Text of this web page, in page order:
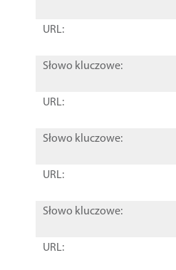
URL:
Słowo kluczowe:
URL:
Słowo kluczowe:
URL:
Słowo kluczowe:
URL: